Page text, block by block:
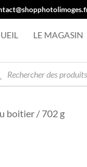
LE MAGASIN
boitier / 702 g